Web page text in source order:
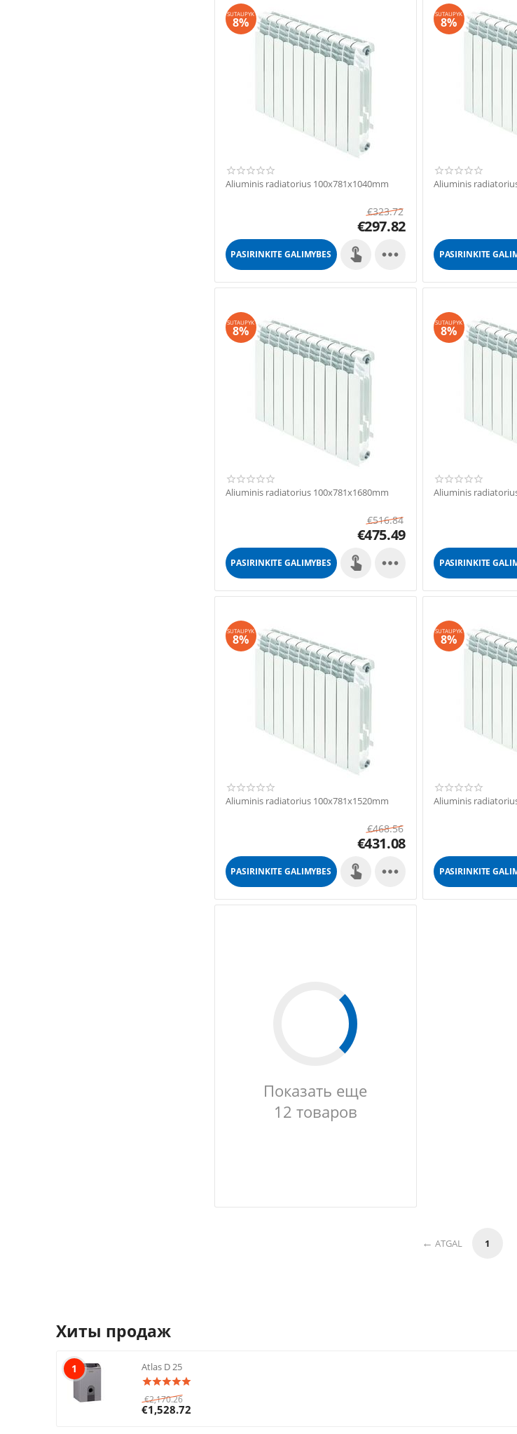
SUTAUPYK
8%
Aliuminis radiatorius 100x781x1040mm
€323.72
€297.82
PASIRINKITE GALIMYBES 
SUTAUPYK
8%
Aliuminis
PASIRINKITE
SUTAUPYK
8%
Aliuminis radiatorius 100x781x1680mm
€516.84
€475.49
PASIRINKITE GALIMYBES 
SUTAUPYK
8%
Aliuminis
PASIRINKITE
SUTAUPYK
8%
Aliuminis radiatorius 100x781x1520mm
€468.56
€431.08
PASIRINKITE GALIMYBES 
SUTAUPYK
8%
Aliuminis
PASIRINKITE
Показать еще
12 товаров
ATGAL 1
Хиты продаж
1 Atlas D 25
€2,170.26
€1,528.72